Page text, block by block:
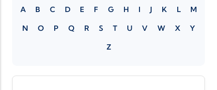
A B C D E F G H I J K L M
N O P Q R S T U V W X Y
Z